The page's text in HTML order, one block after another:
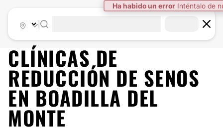
Ha habido un error Inténtalo de
CLÍNICAS DE
REDUCCIÓN DE SENOS
EN BOADILLA DEL
MONTE